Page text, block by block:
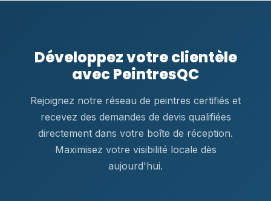
Développez votre clientèle
avec PeintresQC
Rejoignez notre réseau de peintres certifiés et
recevez des demandes de devis qualifiées
directement dans votre boîte de réception.
Maximisez votre visibilité locale dès
aujourd'hui.